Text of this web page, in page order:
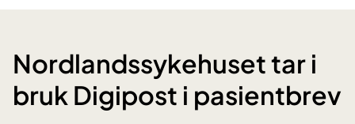
Nordlandssykehuset tar i
bruk Digipost i pasientbrev